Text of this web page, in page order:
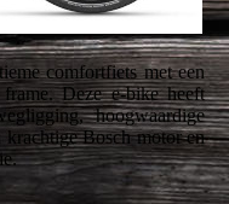
comfortfiets met een
Deze e-bike heeft
hoogwaardige
krachtige Bosch motor en